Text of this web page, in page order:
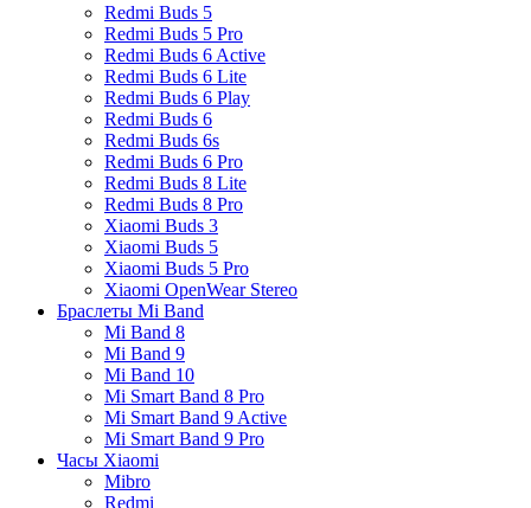
Redmi Buds 5
Redmi Buds 5 Pro
Redmi Buds 6 Active
Redmi Buds 6 Lite
Redmi Buds 6 Play
Redmi Buds 6
Redmi Buds 6s
Redmi Buds 6 Pro
Redmi Buds 8 Lite
Redmi Buds 8 Pro
Xiaomi Buds 3
Xiaomi Buds 5
Xiaomi Buds 5 Pro
Xiaomi OpenWear Stereo
Браслеты Mi Band
Mi Band 8
Mi Band 9
Mi Band 10
Mi Smart Band 8 Pro
Mi Smart Band 9 Active
Mi Smart Band 9 Pro
Часы Xiaomi
Mibro
Redmi